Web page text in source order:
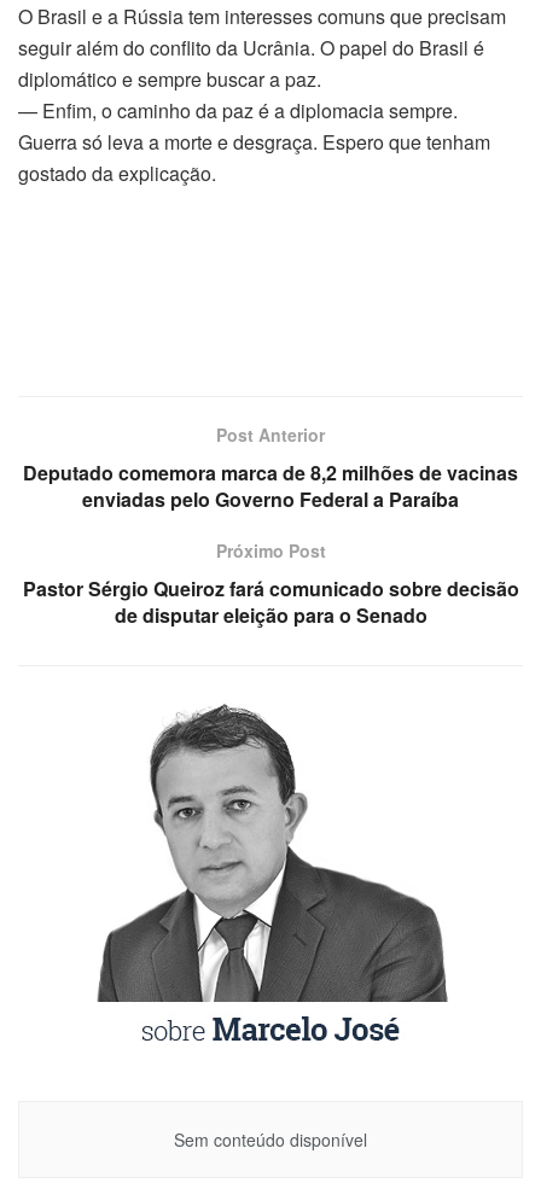
O Brasil e a Rússia tem interesses comuns que precisam
seguir além do conflito da Ucrânia. O papel do Brasil é
diplomático e sempre buscar a paz.
— Enfim, o caminho da paz é a diplomacia sempre.
Guerra só leva a morte e desgraça. Espero que tenham
gostado da explicação.
Post Anterior
Deputado comemora marca de 8,2 milhões de vacinas
enviadas pelo Governo Federal a Paraíba
Próximo Post
Pastor Sérgio Queiroz fará comunicado sobre decisão
de disputar eleição para o Senado
Sem conteúdo disponível